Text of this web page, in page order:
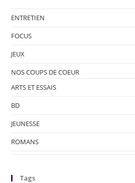
ENTRETIEN
FOCUS
JEUX
NOS COUPS DE COEUR
ARTS ET ESSAIS
BD
JEUNESSE
ROMANS
Tags